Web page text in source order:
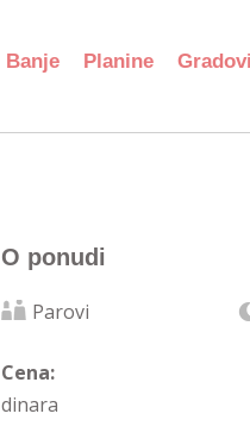
Banje Planine Gradovi
O ponudi
Parovi
Cena:
dinara